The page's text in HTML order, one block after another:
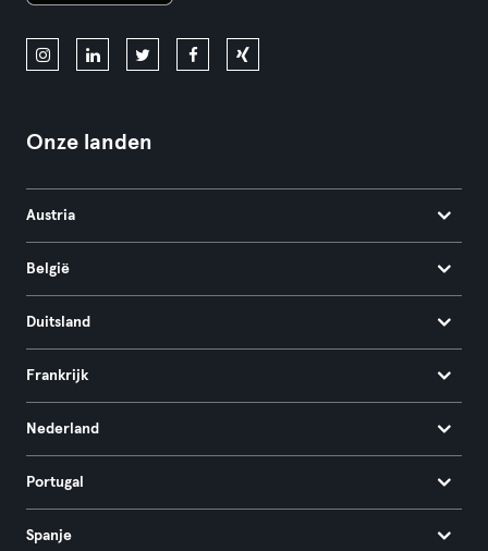
Onze landen
Austria
België
Duitsland
Frankrijk
Nederland
Portugal
Spanje